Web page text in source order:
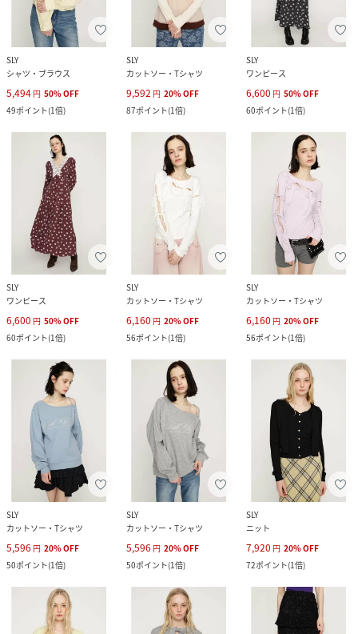
SLY
シャツ・ブラウス
5,494 円 50%OFF
49ポイント(1倍)
SLY
カットソー・Tシャツ
9,592 円 20%OFF
87ポイント(1倍)
SLY
ワンピース
6,600 円 50%OFF
60ポイント(1倍)
SLY
ワンピース
6,600 円 50%OFF
60ポイント(1倍)
SLY
カットソー・Tシャツ
6,160 円 20%OFF
56ポイント(1倍)
SLY
カットソー・Tシャツ
6,160 円 20%OFF
56ポイント(1倍)
SLY
カットソー・Tシャツ
5,596 円 20%OFF
50ポイント(1倍)
SLY
カットソー・Tシャツ
5,596 円 20%OFF
50ポイント(1倍)
SLY
ニット
7,920 円 20%OFF
72ポイント(1倍)